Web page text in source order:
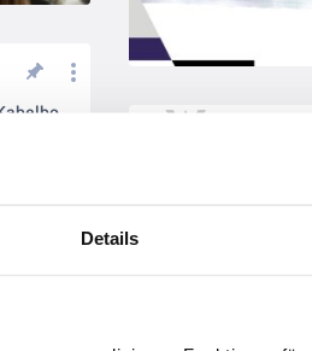
Details